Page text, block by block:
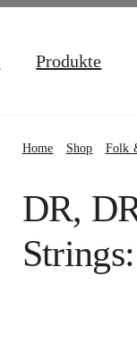
Produkte
Home Shop Folk
DR,